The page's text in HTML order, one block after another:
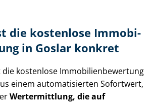
die kostenlose Im­mo­bi­
in Goslar konkret
die kostenlose Im­mo­bi­li­en­be­wer­tung
einem automatisierten Sofortwert,
Wertermittlung, die auf